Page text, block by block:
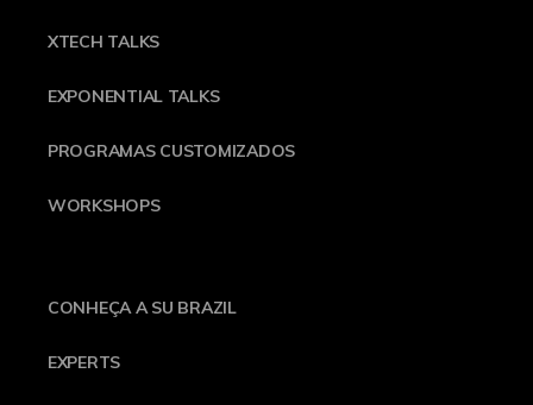
XTECH TALKS
EXPONENTIAL TALKS
PROGRAMAS CUSTOMIZADOS
WORKSHOPS
CONHEÇA A SU BRAZIL
EXPERTS